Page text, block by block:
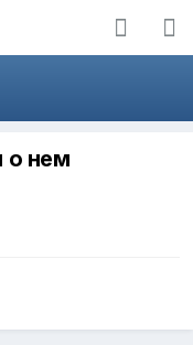
о нем